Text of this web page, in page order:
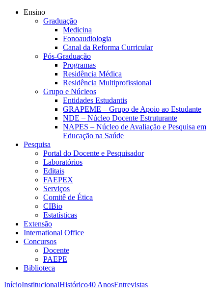
Ensino
Graduação
Medicina
Fonoaudiologia
Canal da Reforma Curricular
Pós-Graduação
Programas
Residência Médica
Residência Multiprofissional
Grupo e Núcleos
Entidades Estudantis
GRAPEME – Grupo de Apoio ao Estudante
NDE – Núcleo Docente Estruturante
NAPES – Núcleo de Avaliação e Pesquisa em
Educação na Saúde
Pesquisa
Portal do Docente e Pesquisador
Laboratórios
Editais
FAEPEX
Serviços
Comitê de Ética
CIBio
Estatísticas
Extensão
International Office
Concursos
Docente
PAEPE
Biblioteca
InícioInstitucionalHistórico40 AnosEntrevistas